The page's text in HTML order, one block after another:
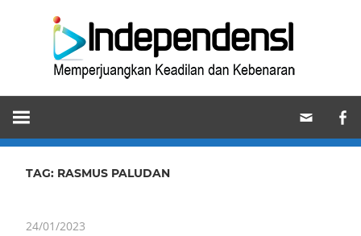
Memperjuangkan
Keadilan
dan
Kebenaran
TAG: RASMUS PALUDAN
24/01/2023